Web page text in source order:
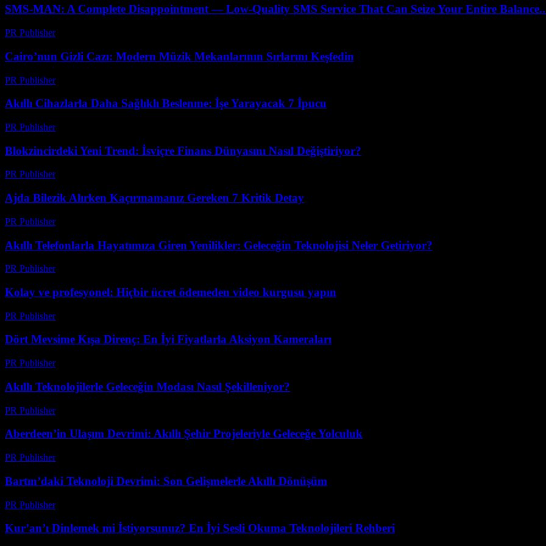
SMS-MAN: A Complete Disappointment — Low-Quality SMS Service That Can Seize Your Entire
PR Publisher-
Cairo’nun Gizli Cazı: Modern Müzik Mekanlarının Sırlarını Keşfedin
PR Publisher-
Akıllı Cihazlarla Daha Sağlıklı Beslenme: İşe Yarayacak 7 İpucu
PR Publisher-
Blokzincirdeki Yeni Trend: İsviçre Finans Dünyasını Nasıl Değiştiriyor?
PR Publisher-
Ajda Bilezik Alırken Kaçırmamanız Gereken 7 Kritik Detay
PR Publisher-
Akıllı Telefonlarla Hayatımıza Giren Yenilikler: Geleceğin Teknolojisi Neler Getiriyor?
PR Publisher-
Kolay ve profesyonel: Hiçbir ücret ödemeden video kurgusu yapın
PR Publisher-
Dört Mevsime Kışa Direnç: En İyi Fiyatlarla Aksiyon Kameraları
PR Publisher-
Akıllı Teknolojilerle Geleceğin Modası Nasıl Şekilleniyor?
PR Publisher-
Aberdeen’in Ulaşım Devrimi: Akıllı Şehir Projeleriyle Geleceğe Yolculuk
PR Publisher-
Bartın’daki Teknoloji Devrimi: Son Gelişmelerle Akıllı Dönüşüm
PR Publisher-
Kur’an’ı Dinlemek mi İstiyorsunuz? En İyi Sesli Okuma Teknolojileri Rehberi